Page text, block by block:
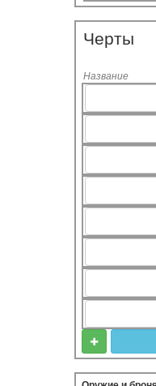
Черты
Название